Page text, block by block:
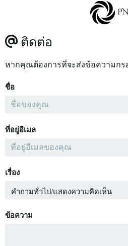
ติดต่อ
หากคุณต้องการที่จะส่งข้อความกร
ชื่อ
ที่อยู่อีเมล
เรื่อง
ข้อความ